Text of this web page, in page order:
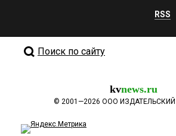
RSS
Поиск по сайту
kvnews.ru
© 2001—2026 ООО ИЗДАТЕЛЬСКИЙ